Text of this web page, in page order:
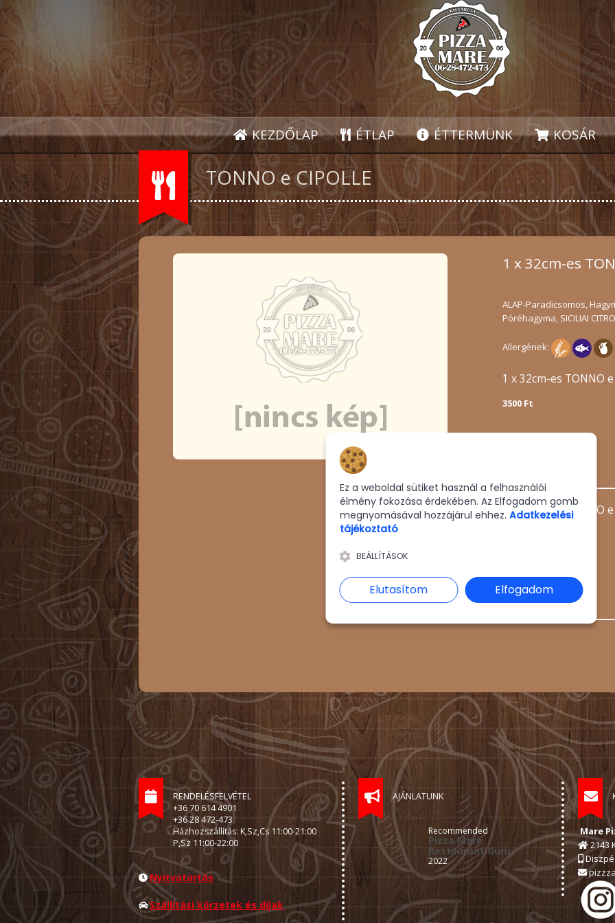
KEZDŐLAP ÉTLAP ÉTTERMÜNK KOSÁR
TONNO e CIPOLLE
1 x 32cm-es
ALAP-Paradicsomos,
Póréhagyma, SICILIAI
Allergének:
1 x 32cm-es TONNO e
3500 Ft
1 x 45cm-es TONNO e
KOSÁRBA
RENDELÉSFELVÉTEL
+36 70 614 4901
+36 28 472-473
Házhozszállítás: K,Sz,Cs 11:00-21:00
P,Sz 11:00-22:00
Nyitvatartás
Szállítási körzetek és díjak
AJÁNLATUNK
Recommended
Pizza Mare
Restaurant Guru
2022
Mare
2143
Ez a weboldal sütiket használ a felhasználói
élmény fokozása érdekében. Az Elfogadom gomb
megnyomásával hozzájárul ehhez. Adatkezelési
tájékoztató
BEÁLLÍTÁSOK
Elutasítom Elfogadom